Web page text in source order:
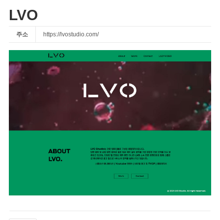
LVO
주소 https://lvostudio.com/